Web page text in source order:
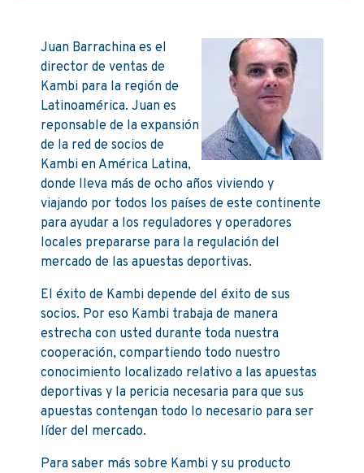
Juan Barrachina es el
director de ventas de
Kambi para la región de
Latinoamérica. Juan es
reponsable de la expansión
de la red de socios de
Kambi en América Latina,
donde lleva más de ocho años viviendo y
viajando por todos los países de este continente
para ayudar a los reguladores y operadores
locales prepararse para la regulación del
mercado de las apuestas deportivas.
El éxito de Kambi depende del éxito de sus
socios. Por eso Kambi trabaja de manera
estrecha con usted durante toda nuestra
cooperación, compartiendo todo nuestro
conocimiento localizado relativo a las apuestas
deportivas y la pericia necesaria para que sus
apuestas contengan todo lo necesario para ser
líder del mercado.
Para saber más sobre Kambi y su producto